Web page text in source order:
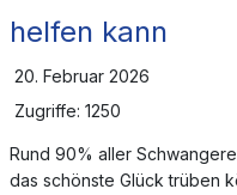
helfen kann
20. Februar 2026
Zugriffe: 1250
Rund 90% aller
das schönste Glück trüben